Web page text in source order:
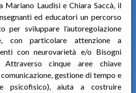
Mariano Laudisi e Chiara Saccà, il
ed educatori un percorso
per sviluppare l’autoregolazione
con particolare attenzione a
con neurovarietà e/o Bisogni
Attraverso cinque aree chiave
gestione di tempo e
psicofisico), aiuta a costruire